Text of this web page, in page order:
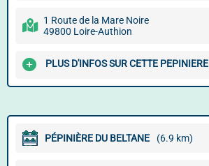
1 Route de la Mare Noire
49800 Loire-Authion
PLUS D'INFOS SUR CETTE PEPINIERE
PÉPINIÈRE DU BELTANE (6.9 km)